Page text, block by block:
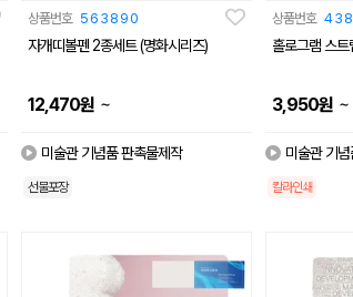
상품번호 563890
자개띠볼펜 2종세트 (명화시리즈)
12,470원 ~
미술관 기념품 판촉물제작
선물포장
상품번호
홀로그램 스
3,950원 ~
미술관 기
칼라인쇄